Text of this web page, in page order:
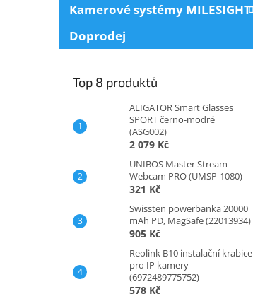
Kamerové systémy MILESIGHT
Doprodej
Top 8 produktů
ALIGATOR Smart Glasses
SPORT černo-modré
(ASG002)
2 079 Kč
UNIBOS Master Stream
Webcam PRO (UMSP-1080)
321 Kč
Swissten powerbanka 20000
mAh PD, MagSafe (22013934)
905 Kč
Reolink B10 instalační krabice
pro IP kamery
(6972489775752)
578 Kč